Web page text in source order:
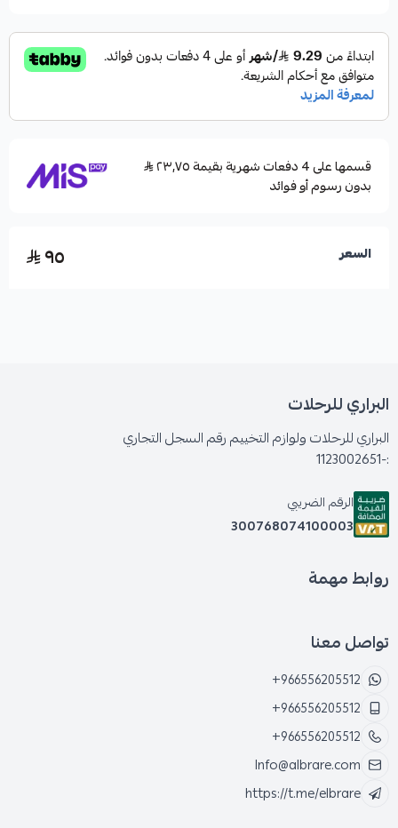
قسمها على 4 دفعات شهرية بقيمة ٢٣٫٧٥
بدون رسوم أو فوائد
السعر ٩٥
البراري للرحلات
البراري للرحلات ولوازم التخييم رقم السجل التجاري
:-1123002651
الرقم الضريبي
300768074100003
روابط مهمة
تواصل معنا
+966556205512
+966556205512
+966556205512
Info@albrare.com
https://t.me/elbrare